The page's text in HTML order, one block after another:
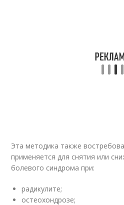
Эта методика также
применяется для снятия или
болевого синдрома при:
радикулите;
остеохондрозе;